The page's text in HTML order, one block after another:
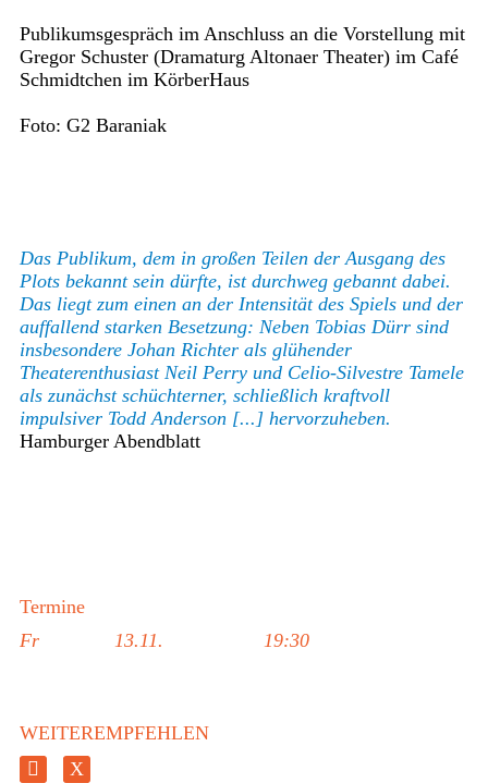
Publikumsgespräch im Anschluss an die Vorstellung mit
Gregor Schuster (Dramaturg Altonaer Theater) im Café
Schmidtchen im KörberHaus
Foto: G2 Baraniak
Das Publikum, dem in großen Teilen der Ausgang des
Plots bekannt sein dürfte, ist durchweg gebannt dabei.
Das liegt zum einen an der Intensität des Spiels und der
auffallend starken Besetzung: Neben Tobias Dürr sind
insbesondere Johan Richter als glühender
Theaterenthusiast Neil Perry und Celio-Silvestre Tamele
als zunächst schüchterner, schließlich kraftvoll
impulsiver Todd Anderson [...] hervorzuheben.
Hamburger Abendblatt
Termine
Fr
13.11. 19:30
WEITEREMPFEHLEN